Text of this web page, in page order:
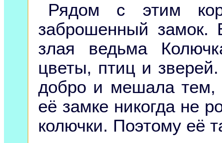
Рядом с этим
заброшенный замок.
злая ведьма
цветы, птиц и
добро и мешала тем,
её замке никогда не
колючки. Поэтому её